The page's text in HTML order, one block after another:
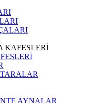
KAFESLERİ
AYNALAR